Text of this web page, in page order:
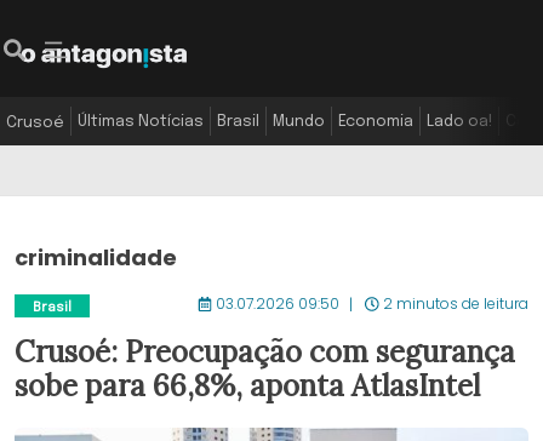
Crusoé Últimas Notícias Brasil Mundo Economia Lado oa!
criminalidade
Brasil 03.07.2026 09:50 2 minutos de leitura
Crusoé: Preocupação com segurança
sobe para 66,8%, aponta AtlasIntel